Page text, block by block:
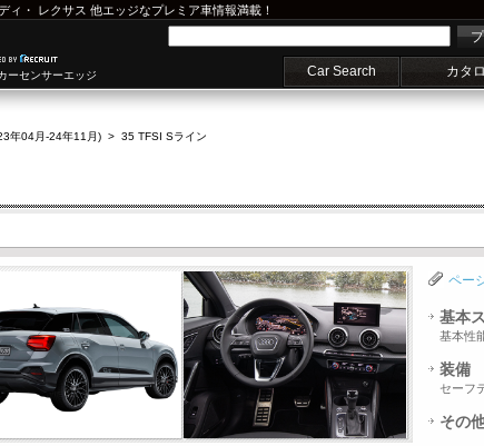
ィ ・ レクサス 他エッジなプレミア車情報満載！
ーセンサーエッジ Car Search カタ
年04月-24年11月) > 35 TFSI Sライン
ペー
基本
基本性
装備
セーフ
その